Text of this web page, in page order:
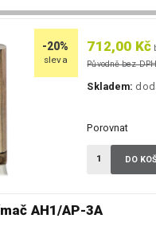
-20%
sleva
AH1/AP-3A
712,00 Kč
Původně bez
Skladem:
Porovnat
DO